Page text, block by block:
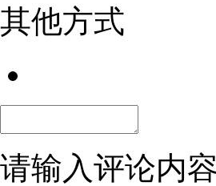
其他方式
请输入评论内